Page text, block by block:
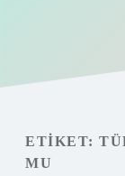
Gizlilik
Hakkımızda
ETIKET:
MU